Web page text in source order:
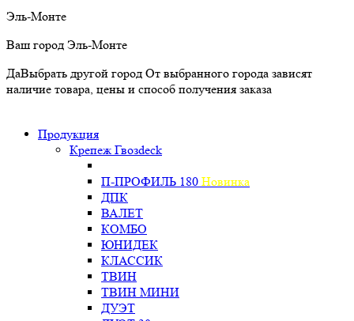
Эль-Монте
Ваш город Эль-Монте
ДаВыбрать другой город От выбранного города зависят
наличие товара, цены и способ получения заказа
Продукция
Крепеж Гвозdeck
П-ПРОФИЛЬ 180 Новинка
ДПК
ВАЛЕТ
КОМБО
ЮНИДЕК
КЛАССИК
ТВИН
ТВИН МИНИ
ДУЭТ